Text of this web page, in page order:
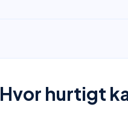
Hvor hurtigt